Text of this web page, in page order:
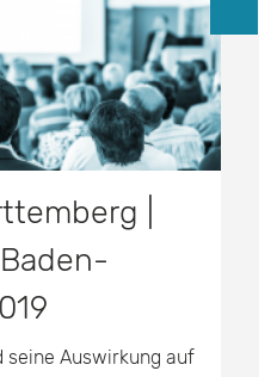
|
seine Auswirkung auf